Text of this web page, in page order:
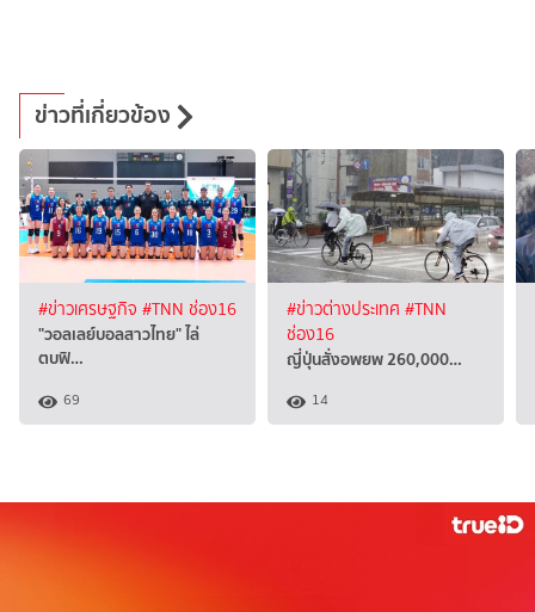
ข่าวที่เกี่ยวข้อง
#ข่าวเศรษฐกิจ #TNN ช่อง16
"วอลเลย์บอลสาวไทย" ไล่
ตบฟิ…
69
#ข่าวต่างประเทศ #TNN
ช่อง16
ญี่ปุ่นสั่งอพยพ 260,000…
14